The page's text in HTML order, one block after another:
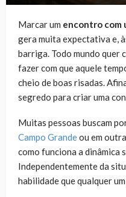
Marcar um encontro com
gera muita expectativa e,
barriga. Todo mundo quer
fazer com que aquele
cheio de boas risadas.
segredo para criar uma
Muitas pessoas buscam
Campo Grandeou em
como funciona a dinâmica
Independentemente da
habilidade que qualquer